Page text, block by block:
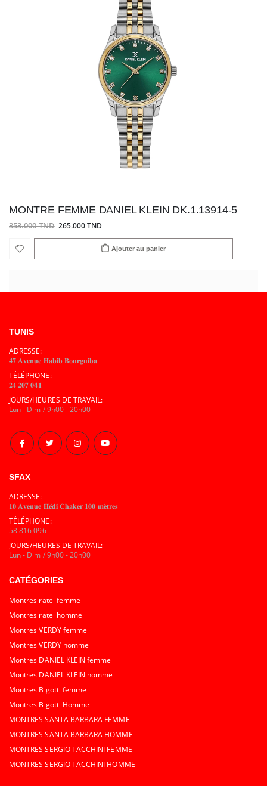
MONTRE FEMME DANIEL KLEIN DK.1.13914-5
353.000 TND 265.000 TND
Ajouter au panier
TUNIS
ADRESSE:
𝟒𝟕 𝐀𝐯𝐞𝐧𝐮𝐞 𝐇𝐚𝐛𝐢𝐛 𝐁𝐨𝐮𝐫𝐠𝐮𝐢𝐛𝐚
TÉLÉPHONE:
𝟐𝟒 𝟐𝟎𝟕 𝟎𝟒𝟏
JOURS/HEURES DE TRAVAIL:
Lun - Dim / 9h00 - 20h00
SFAX
ADRESSE:
𝟏𝟎 𝐀𝐯𝐞𝐧𝐮𝐞 𝐇𝐞́𝐝𝐢 𝐂𝐡𝐚𝐤𝐞𝐫 𝟏𝟎𝟎 𝐦𝐞̀𝐭𝐫𝐞𝐬
TÉLÉPHONE:
58 816 096
JOURS/HEURES DE TRAVAIL:
Lun - Dim / 9h00 - 20h00
CATÉGORIES
Montres ratel femme
Montres ratel homme
Montres VERDY femme
Montres VERDY homme
Montres DANIEL KLEIN femme
Montres DANIEL KLEIN homme
Montres Bigotti femme
Montres Bigotti Homme
MONTRES SANTA BARBARA FEMME
MONTRES SANTA BARBARA HOMME
MONTRES SERGIO TACCHINI FEMME
MONTRES SERGIO TACCHINI HOMME